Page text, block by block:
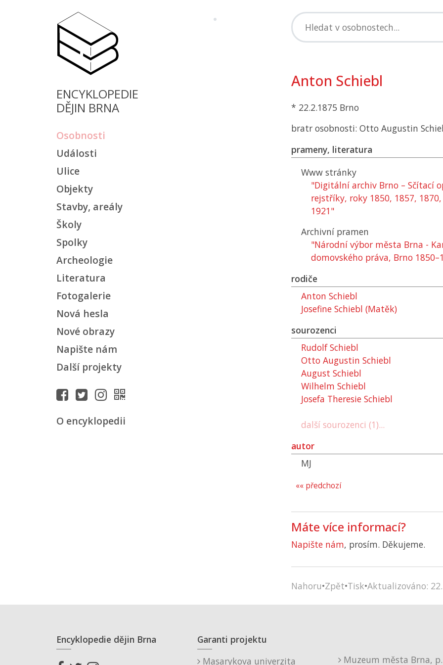
ENCYKLOPEDIE
DĚJIN BRNA
Osobnosti
Události
Ulice
Objekty
Stavby, areály
Školy
Spolky
Archeologie
Literatura
Fotogalerie
Nová hesla
Nové obrazy
Napište nám
Další projekty
O encyklopedii
Anton Schiebl
* 22.2.1875 Brno
bratr osobnosti: Otto Augustin
prameny, literatura
Www stránky
"Digitální archiv Brno – Sčítací
rejstříky, roky 1850, 1857,
1921"
Archivní pramen
"Národní výbor města Brna -
domovského práva, Brno
rodiče
Anton Schiebl
Josefine Schiebl (Matěk)
sourozenci
Rudolf Schiebl
Otto Augustin Schiebl
August Schiebl
Wilhelm Schiebl
Josefa Theresie Schiebl
další sourozenci (1)...
autor
MJ
«« předchozí
Máte více informací?
Napište nám, prosím. Děkujeme.
Nahoru•Zpět•Tisk•Aktualizováno:
Encyklopedie dějin Brna
Garanti projektu
Masarykova univerzita
Muzeum města Brna,